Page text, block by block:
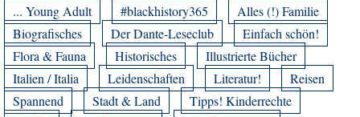
... Young Adult #blackhistory365
Alles (!) Familie
Biografisches
Der Dante-Leseclub
Einfach schön!
Flora & Fauna
Historisches
Illustrierte Bücher
Italien / Italia
Leidenschaften Literatur!
Reisen
Spannend
Stadt & Land
Tipps! Kinderrechte